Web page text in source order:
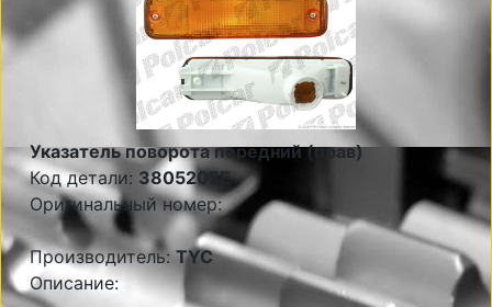
Указатель поворота передний (прав)
Код детали: 3805205E
Оригинальный номер:
Производитель:TYC
Описание: